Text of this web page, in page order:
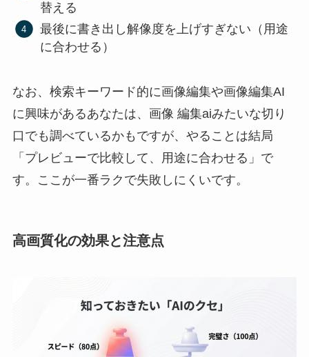
替える
最後に書き出し解像度を上げすぎない（用途
に合わせる）
なお、検索キーワード的に画像編集や画像編集AI
に興味があるあなたは、画像 編集aiみたいな切り
口でも調べているかもですが、やることは結局
「プレビューで比較して、用途に合わせる」で
す。ここが一番ラクで失敗しにくいです。
高画質化の効果と注意点